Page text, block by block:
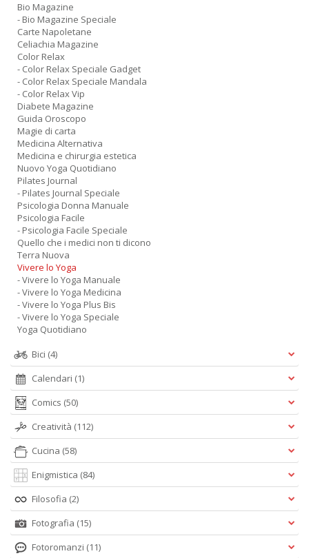
Bio Magazine
- Bio Magazine Speciale
Carte Napoletane
Celiachia Magazine
Color Relax
- Color Relax Speciale Gadget
- Color Relax Speciale Mandala
- Color Relax Vip
Diabete Magazine
Guida Oroscopo
Magie di carta
Medicina Alternativa
Medicina e chirurgia estetica
Nuovo Yoga Quotidiano
Pilates Journal
- Pilates Journal Speciale
Psicologia Donna Manuale
Psicologia Facile
- Psicologia Facile Speciale
Quello che i medici non ti dicono
Terra Nuova
Vivere lo Yoga
- Vivere lo Yoga Manuale
- Vivere lo Yoga Medicina
- Vivere lo Yoga Plus Bis
- Vivere lo Yoga Speciale
Yoga Quotidiano
Bici (4)
Calendari (1)
Comics (50)
Creatività (112)
Cucina (58)
Enigmistica (84)
Filosofia (2)
Fotografia (15)
Fotoromanzi (11)